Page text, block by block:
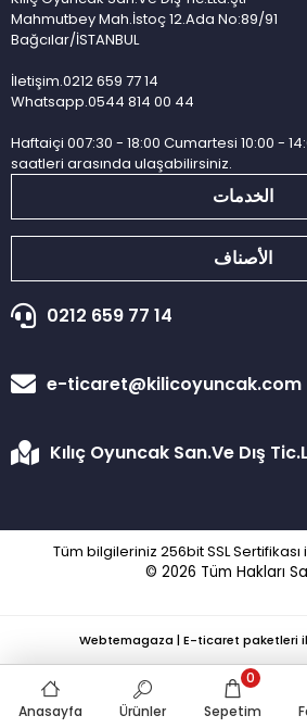
Mahmutbey Mah.İstoç 12.Ada No:89/91
Bağcılar/İSTANBUL
İletişim.0212 659 77 14
Whatsapp.0544 814 00 44
Haftaiçi 007:30 - 18:00 Cumartesi 10:00 -
saatleri arasında ulaşabilirsiniz.
الخدمات
الأصناف
0212 659 77 14
e-ticaret@kilicoyuncak.com
Kılıç Oyuncak San.Ve Dış
Tüm bilgileriniz 256bit SSL
© 2026 Tüm Hakları
Anasayfa Ürünler Sepetim
0
Webtemagaza | E-ticaret paketleri